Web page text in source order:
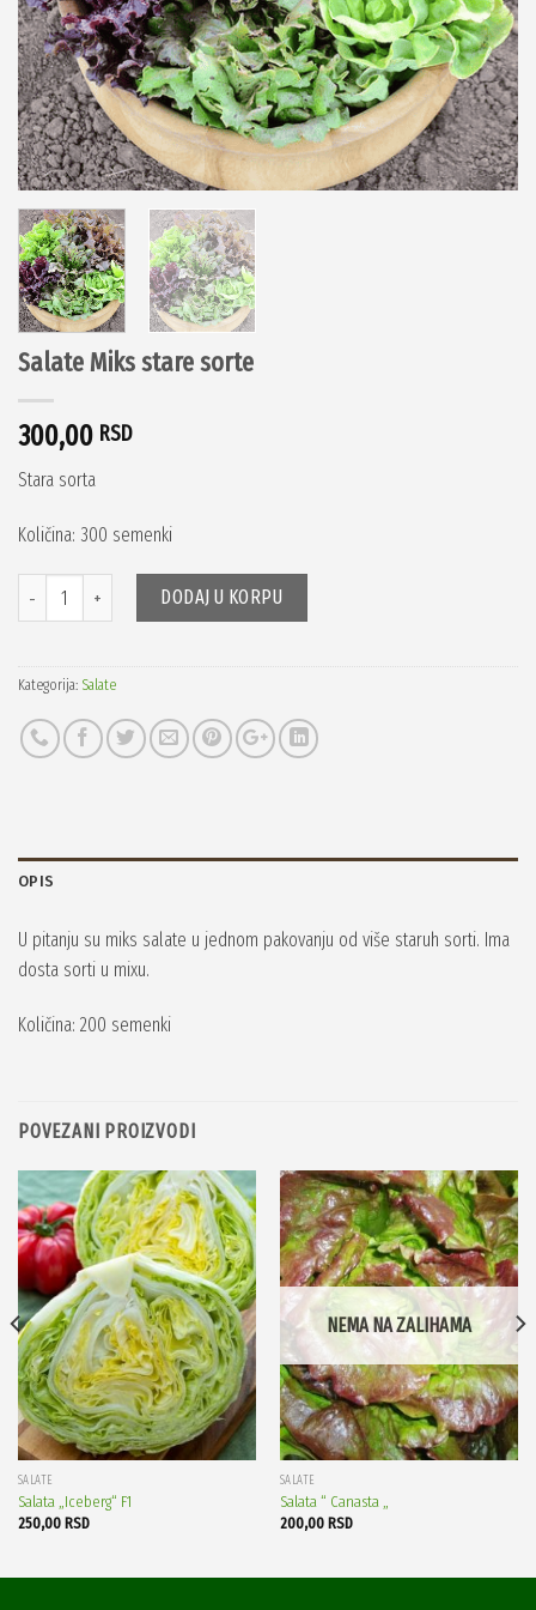
Salate Miks stare sorte
300,00 RSD
Stara sorta
Količina: 300 semenki
Količina DODAJ U KORPU
Kategorija: Salate
OPIS
U pitanju su miks salate u jednom pakovanju od više staruh sorti. Ima
dosta sorti u mixu.
Količina: 200 semenki
POVEZANI PROIZVODI
SALATE
Salata „Iceberg“ F1
250,00RSD
NEMA NA ZALIHAMA
SALATE
Salata “ Canasta „
200,00RSD